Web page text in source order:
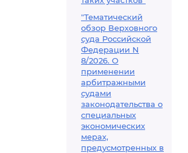
"Тематический
обзор Верховного
суда Российской
Федерации N
8/2026. О
применении
арбитражными
судами
законодательства о
специальных
экономических
мерах,
предусмотренных в